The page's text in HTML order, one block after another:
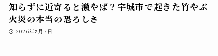
知らずに近寄ると激やば？宇城市で起きた竹やぶ
火災の本当の恐ろしさ
2026年8月7日